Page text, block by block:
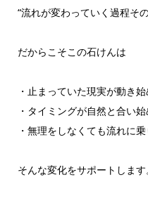
“流れが変わっていく過程そ
だからこそこの石けんは
・止まっていた現実が動き
・タイミングが自然と合い
・無理をしなくても流れに
そんな変化をサポートします